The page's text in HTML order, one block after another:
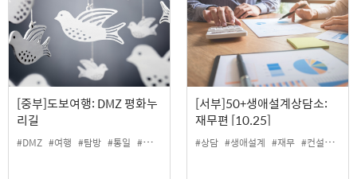
[중부]도보여행: DMZ 평화누
리길
#DMZ #여행 #탐방 #통일 #평화
[서부]50+생애설계상담소:
재무편 [10.25]
#상담 #생애설계 #재무 #컨설턴트